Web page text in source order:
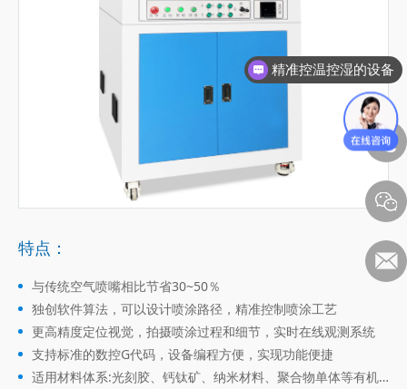
特点：
与传统空气喷嘴相比节省30~50％
独创软件算法，可以设计喷涂路径，精准控制喷涂工艺
更高精度定位视觉，拍摄喷涂过程和细节，实时在线观测系统
支持标准的数控G代码，设备编程方便，实现功能便捷
适用材料体系:光刻胶、钙钛矿、纳米材料、聚合物单体等有机/
精准控温控湿的设备